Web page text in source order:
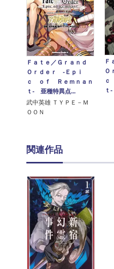
Ｆａｔｅ／Ｇｒａｎｄ
Ｏｒｄｅｒ ‐Ｅｐｉ
ｃ ｏｆ Ｒｅｍｎａｎ
ｔ‐ 亜種特異点...
武中英雄 ＴＹＰＥ－Ｍ
ＯＯＮ
Ｆ
Ｏ
ｃ
ｔ
関連作品